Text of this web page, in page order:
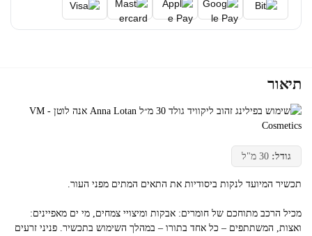
תיאור
גודל:
תכשיר המיועד לנקות ביסודיות את התאים המתים מפני העור.
מכיל הרכב מתוחכם של חומרים: אבקות ומיצויי צמחים, מי ים מאפיינים:
ואצות, המשתתפים – כל אחד בתורו – במהלך השימוש בתכשיר. פניני זרעים